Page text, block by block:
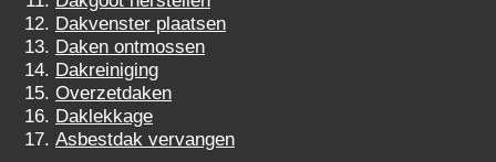
Dakvenster plaatsen
Daken ontmossen
Dakreiniging
Overzetdaken
Daklekkage
Asbestdak vervangen